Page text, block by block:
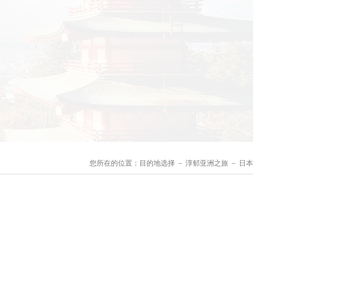
您所在的位置： 目的地选择 － 淳郁亚洲之旅 － 日本